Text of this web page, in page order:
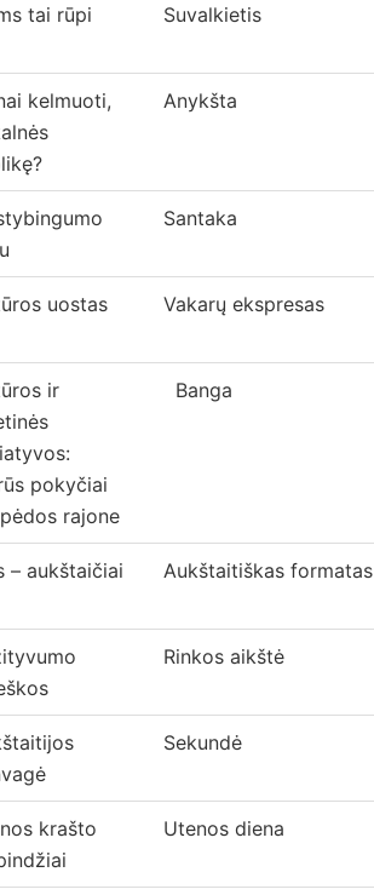
tai rūpi Suvalkietis
kelmuoti,
Anykšta
Santaka
uostas Vakarų ekspresas
ir
pokyčiai
rajone
Banga
– aukštaičiai Aukštaitiškas formatas
Rinkos aikštė
Sekundė
krašto
Utenos diena